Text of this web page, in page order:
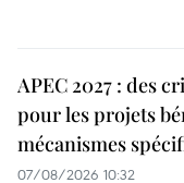
APEC 2027 : des
pour les projets
mécanismes
07/08/2026 10:32